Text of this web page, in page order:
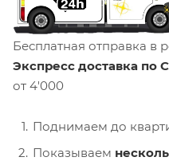
Бесплатная отправка в
Экспресс доставка по
от 4'000
Поднимаем до
Показываем